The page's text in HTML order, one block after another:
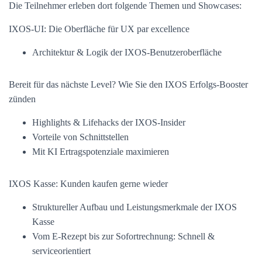
Die Teilnehmer erleben dort folgende Themen und Showcases:
IXOS-UI: Die Oberfläche für UX par excellence
Architektur & Logik der IXOS-Benutzeroberfläche
Bereit für das nächste Level? Wie Sie den IXOS Erfolgs-Booster
zünden
Highlights & Lifehacks der IXOS-Insider
Vorteile von Schnittstellen
Mit KI Ertragspotenziale maximieren
IXOS Kasse: Kunden kaufen gerne wieder
Struktureller Aufbau und Leistungsmerkmale der IXOS
Kasse
Vom E-Rezept bis zur Sofortrechnung: Schnell &
serviceorientiert